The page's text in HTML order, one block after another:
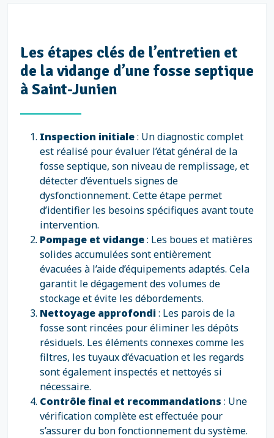
Les étapes clés de l’entretien et
de la vidange d’une fosse septique
à Saint-Junien
Inspection initiale: Un diagnostic complet
est réalisé pour évaluer l’état général de la
fosse septique, son niveau de remplissage, et
détecter d’éventuels signes de
dysfonctionnement. Cette étape permet
d’identifier les besoins spécifiques avant toute
intervention.
Pompage et vidange: Les boues et matières
solides accumulées sont entièrement
évacuées à l’aide d’équipements adaptés. Cela
garantit le dégagement des volumes de
stockage et évite les débordements.
Nettoyage approfondi: Les parois de la
fosse sont rincées pour éliminer les dépôts
résiduels. Les éléments connexes comme les
filtres, les tuyaux d’évacuation et les regards
sont également inspectés et nettoyés si
nécessaire.
Contrôle final et recommandations : Une
vérification complète est effectuée pour
s’assurer du bon fonctionnement du système.